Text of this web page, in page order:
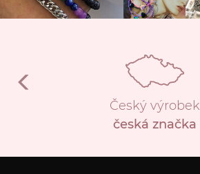
Český výrobek
česká značka